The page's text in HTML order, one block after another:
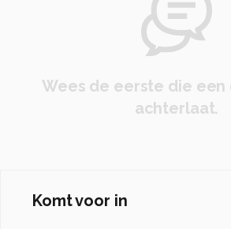
Wees de eerste die een
achterlaat.
Komt voor in